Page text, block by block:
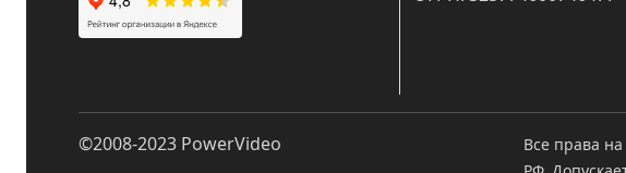
©2008-2023 PowerVideo
Все права